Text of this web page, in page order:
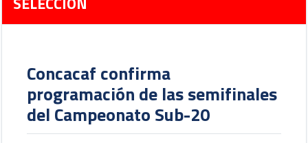
Concacaf confirma
programación de las semifinales
del Campeonato Sub-20